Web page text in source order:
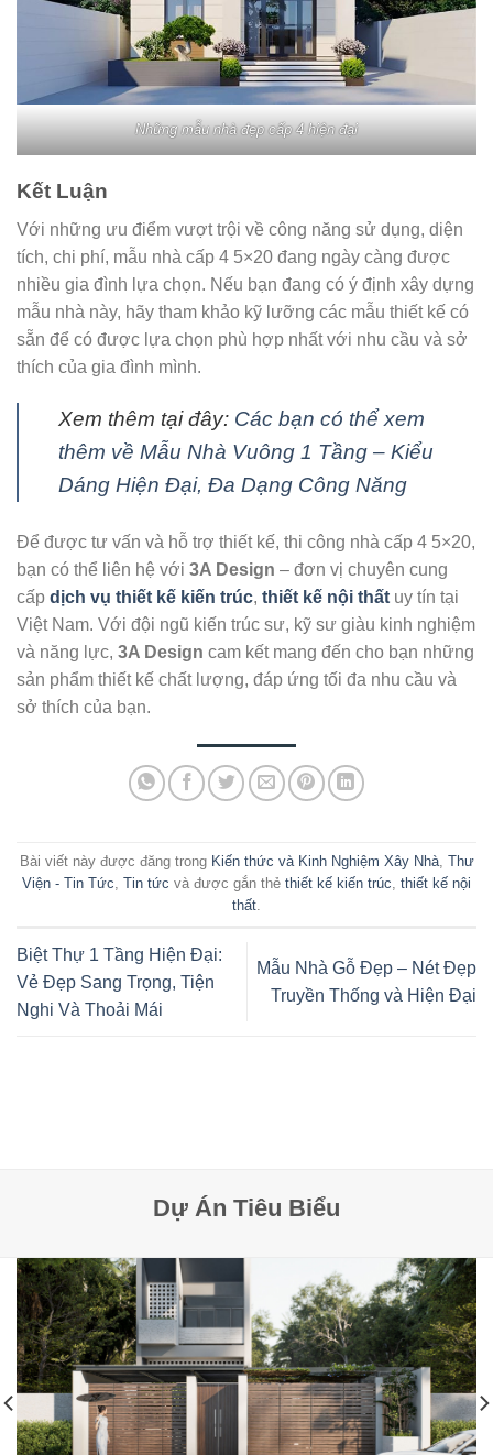
Những mẫu nhà đẹp cấp 4 hiện đại
Kết Luận
Với những ưu điểm vượt trội về công năng sử dụng, diện
tích, chi phí, mẫu nhà cấp 4 5×20 đang ngày càng được
nhiều gia đình lựa chọn. Nếu bạn đang có ý định xây dựng
mẫu nhà này, hãy tham khảo kỹ lưỡng các mẫu thiết kế có
sẵn để có được lựa chọn phù hợp nhất với nhu cầu và sở
thích của gia đình mình.
Xem thêm tại đây: Các bạn có thể xem
thêm về Mẫu Nhà Vuông 1 Tầng – Kiểu
Dáng Hiện Đại, Đa Dạng Công Năng
Để được tư vấn và hỗ trợ thiết kế, thi công nhà cấp 4 5×20,
bạn có thể liên hệ với 3A Design – đơn vị chuyên cung
cấp dịch vụ thiết kế kiến trúc, thiết kế nội thất uy tín tại
Việt Nam. Với đội ngũ kiến trúc sư, kỹ sư giàu kinh nghiệm
và năng lực, 3A Design cam kết mang đến cho bạn những
sản phẩm thiết kế chất lượng, đáp ứng tối đa nhu cầu và
sở thích của bạn.
Bài viết này được đăng trong Kiến thức và Kinh Nghiệm Xây Nhà, Thư
Viện - Tin Tức Tin tức và được gắn thẻ thiết kế kiến trúc thiết kế nội
thất
Biệt Thự 1 Tầng Hiện Đại:
Vẻ Đẹp Sang Trọng, Tiện
Nghi Và Thoải Mái
Mẫu Nhà Gỗ Đẹp – Nét Đẹp
Truyền Thống và Hiện Đại
Dự Án Tiêu Biểu